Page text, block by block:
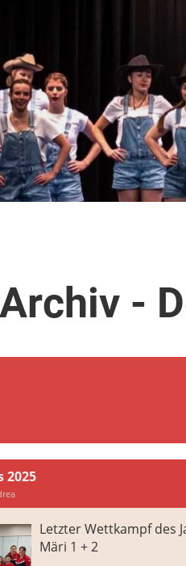
-
2025
Letzter Wettkampf des
Märi 1 + 2